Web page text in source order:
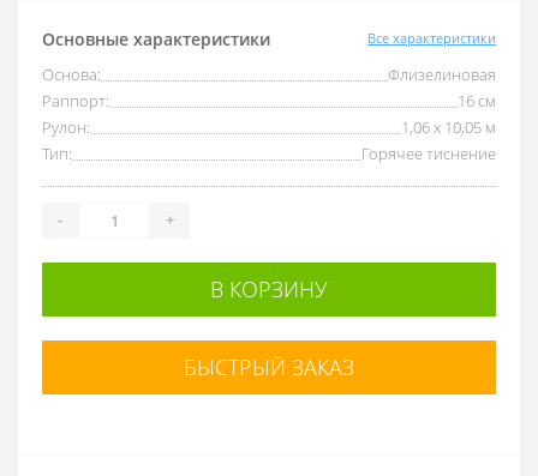
Основные характеристики Все характеристики
Основа:
Флизелиновая
Раппорт:
16 см
Рулон:
1,06 x 10,05 м
Тип:
Горячее тиснение
- +
В КОРЗИНУ
БЫСТРЫЙ ЗАКАЗ